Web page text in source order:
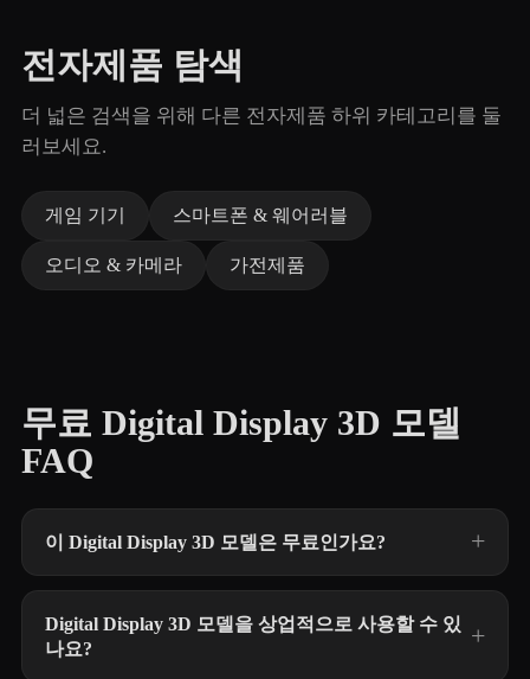
전자제품 탐색
더 넓은 검색을 위해 다른 전자제품 하위 카테고리를 둘
러보세요.
게임 기기 스마트폰 & 웨어러블
오디오 & 카메라 가전제품
무료 Digital Display 3D 모델
FAQ
이 Digital Display 3D 모델은 무료인가요?
Digital Display 3D 모델을 상업적으로 사용할 수 있
나요?